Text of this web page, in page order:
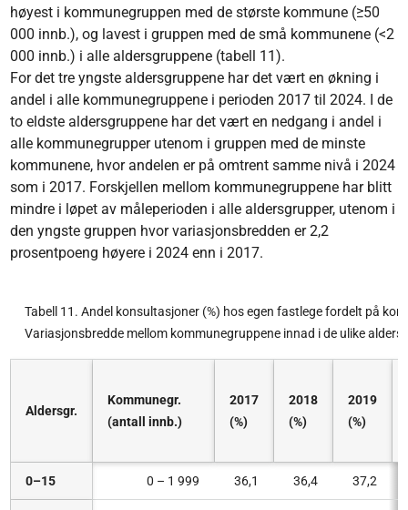
høyest i kommunegruppen med de største kommune (≥50
000 innb.), og lavest i gruppen med de små kommunene (<2
000 innb.) i alle aldersgruppene (tabell 11).
For det tre yngste aldersgruppene har det vært en økning i
andel i alle kommunegruppene i perioden 2017 til 2024. I de
to eldste aldersgruppene har det vært en nedgang i andel i
alle kommunegrupper utenom i gruppen med de minste
kommunene, hvor andelen er på omtrent samme nivå i 2024
som i 2017. Forskjellen mellom kommunegruppene har blitt
mindre i løpet av måleperioden i alle aldersgrupper, utenom i
den yngste gruppen hvor variasjonsbredden er 2,2
prosentpoeng høyere i 2024 enn i 2017.
Tabell 11. Andel konsultasjoner (%) hos egen fastlege fordelt på
Variasjonsbredde mellom kommunegruppene innad i de ulike
Aldersgr.
Kommunegr.
(antall innb.)
2017
(%)
2018
(%)
2019
(%)
0–15 0 – 1 999 36,1 36,4 37,2